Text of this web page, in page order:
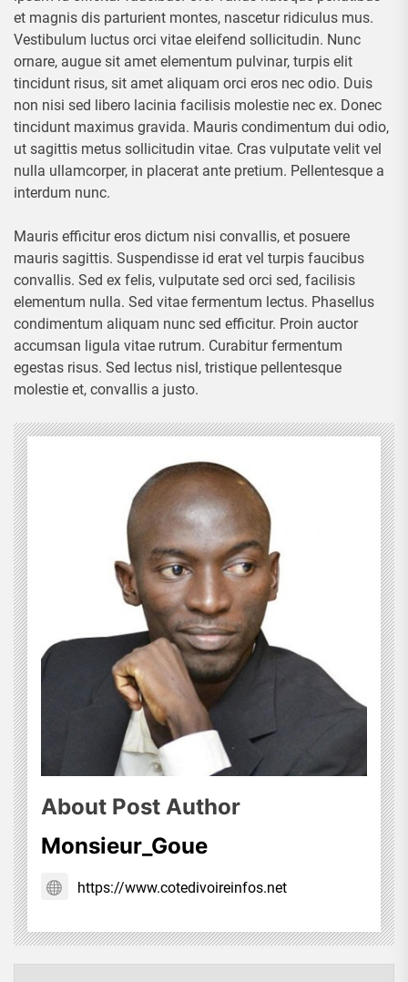
et magnis dis parturient montes, nascetur ridiculus mus.
Vestibulum luctus orci vitae eleifend sollicitudin. Nunc
ornare, augue sit amet elementum pulvinar, turpis elit
tincidunt risus, sit amet aliquam orci eros nec odio. Duis
non nisi sed libero lacinia facilisis molestie nec ex. Donec
tincidunt maximus gravida. Mauris condimentum dui odio,
ut sagittis metus sollicitudin vitae. Cras vulputate velit vel
nulla ullamcorper, in placerat ante pretium. Pellentesque a
interdum nunc.
Mauris efficitur eros dictum nisi convallis, et posuere
mauris sagittis. Suspendisse id erat vel turpis faucibus
convallis. Sed ex felis, vulputate sed orci sed, facilisis
elementum nulla. Sed vitae fermentum lectus. Phasellus
condimentum aliquam nunc sed efficitur. Proin auctor
accumsan ligula vitae rutrum. Curabitur fermentum
egestas risus. Sed lectus nisl, tristique pellentesque
molestie et, convallis a justo.
About Post Author
Monsieur_Goue
https://www.cotedivoireinfos.net